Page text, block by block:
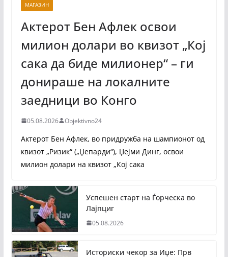
МАГАЗИН
Актерот Бен Афлек освои
милион долари во квизот „Кој
сака да биде милионер“ – ги
донираше на локалните
заедници во Конго
05.08.2026 Objektivno24
Актерот Бен Афлек, во придружба на шампионот од
квизот „Ризик“ („Џепарди“), Џејми Динг, освои
милион долари на квизот „Кој сака
Успешен старт на Ѓорческа во
Лајпциг
05.08.2026
Историски чекор за Иџе: Прв